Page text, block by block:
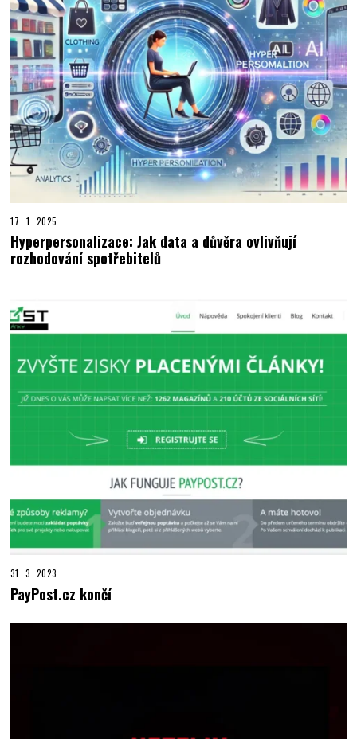
17. 1. 2025
Hyperpersonalizace: Jak data a důvěra ovlivňují
rozhodování spotřebitelů
31. 3. 2023
PayPost.cz končí